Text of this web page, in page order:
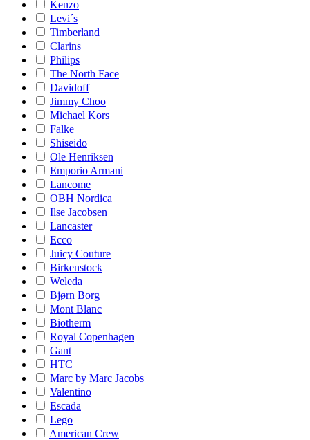
Kenzo
Levi´s
Timberland
Clarins
Philips
The North Face
Davidoff
Jimmy Choo
Michael Kors
Falke
Shiseido
Ole Henriksen
Emporio Armani
Lancome
OBH Nordica
Ilse Jacobsen
Lancaster
Ecco
Juicy Couture
Birkenstock
Weleda
Bjørn Borg
Mont Blanc
Biotherm
Royal Copenhagen
Gant
HTC
Marc by Marc Jacobs
Valentino
Escada
Lego
American Crew